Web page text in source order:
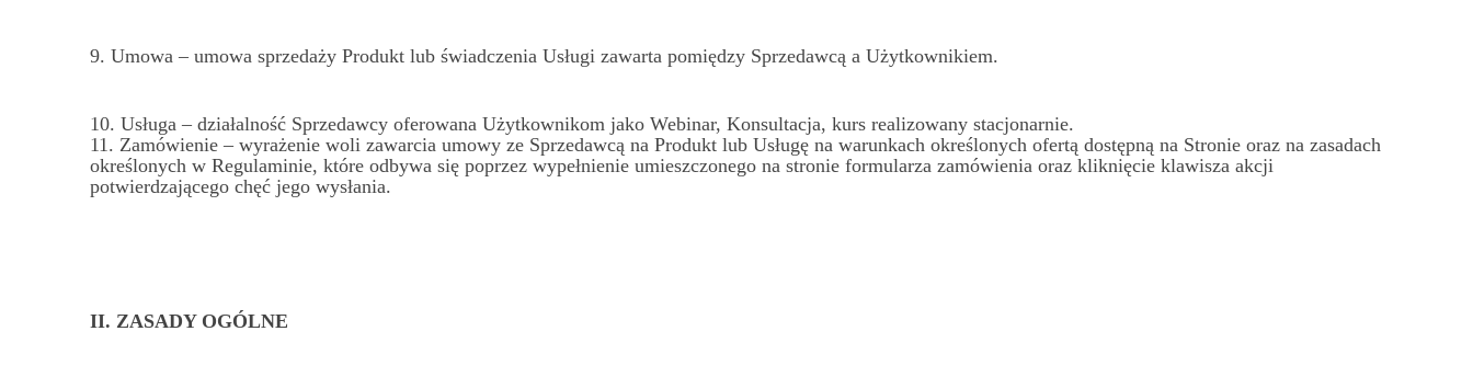
9. Umowa – umowa sprzedaży Produkt lub świadczenia Usługi zawarta pomiędzy Sprzedawcą a Użytkownikiem.
10. Usługa – działalność Sprzedawcy oferowana Użytkownikom jako Webinar, Konsultacja, kurs realizowany stacjonarnie.
11. Zamówienie – wyrażenie woli zawarcia umowy ze Sprzedawcą na Produkt lub Usługę na warunkach określonych ofertą dostępną na Stronie oraz na zasadach
określonych w Regulaminie, które odbywa się poprzez wypełnienie umieszczonego na stronie formularza zamówienia oraz kliknięcie klawisza akcji
potwierdzającego chęć jego wysłania.
II. ZASADY OGÓLNE